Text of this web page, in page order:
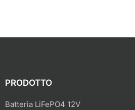
PRODOTTO
Batteria LiFePO4 12V